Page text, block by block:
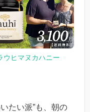
ウヒマヌカハニー
たい派”も、朝の